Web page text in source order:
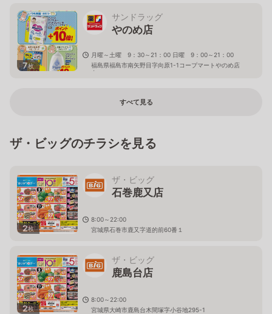
7枚
サンドラッグ
やのめ店
月曜～土曜 9：30～21：00 日曜 9：00～21：00
福島県福島市南矢野目字向原1-1コープマートやのめ店
内
すべて見る
ザ・ビッグのチラシを見る
2枚
ザ・ビッグ
石巻鹿又店
8:00～22:00
宮城県石巻市鹿又字道的前60番１
2枚
ザ・ビッグ
鹿島台店
8:00～22:00
宮城県大崎市鹿島台木間塚字小谷地295-1